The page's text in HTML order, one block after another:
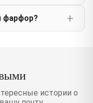
фарфор?
истории о